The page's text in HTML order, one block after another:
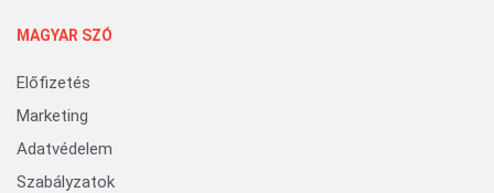
MAGYAR SZÓ
Előfizetés
Marketing
Adatvédelem
Szabályzatok